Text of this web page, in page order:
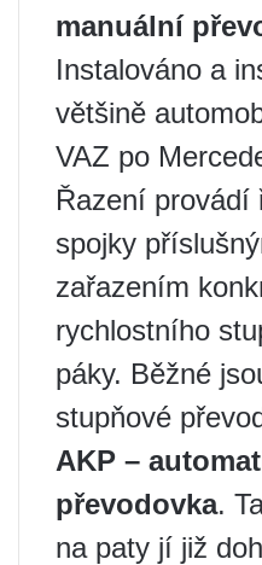
manuální
Instalováno a
většině
VAZ po
Řazení provádí
spojky
zařazením
rychlostního
páky. Běžné
stupňové
AKP –
převodovka.
na paty jí již